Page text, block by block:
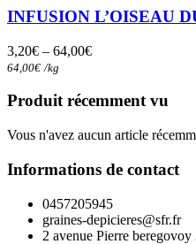
variations.
Les
sur
page
produit
INFUSION L’OISEAU
3,20€ – 64,00€
64,00€ /kg
Produit récemment vu
Vous n'avez aucun article
Informations de contact
0457205945
graines-depicieres@sfr.fr
2 avenue Pierre